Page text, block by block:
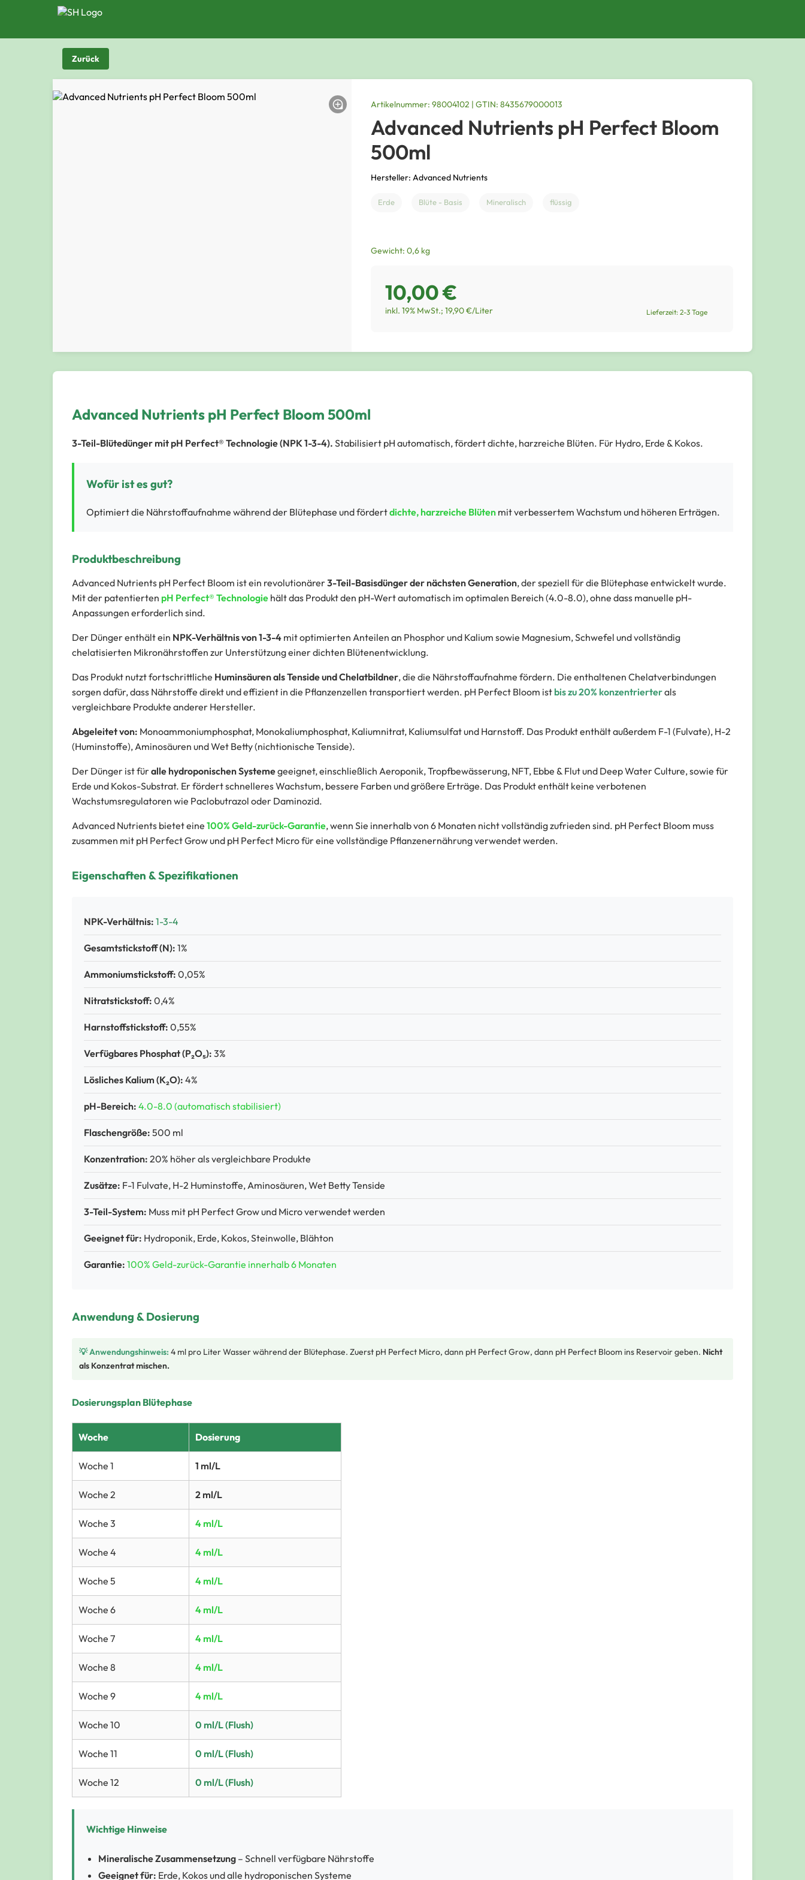
Zurück
Artikelnummer: 98004102 | GTIN: 8435679000013
Advanced Nutrients pH Perfect Bloom
500ml
Hersteller: Advanced Nutrients
Erde Blüte - Basis Mineralisch flüssig
Gewicht: 0,6 kg
10,00 €
inkl. 19% MwSt.; 19,90 €/Liter Lieferzeit: 2-3 Tage
Advanced Nutrients pH Perfect Bloom 500ml
3-Teil-Blütedünger mit pH Perfect® Technologie (NPK 1-3-4). Stabilisiert pH automatisch, fördert dichte, harzreiche Blüten. Für Hydro, Erde & Kokos.
Wofür ist es gut?
Optimiert die Nährstoffaufnahme während der Blütephase und fördertdichte, harzreiche Blüten mit verbessertem Wachstum und höheren Erträgen.
Produktbeschreibung
Advanced Nutrients pH Perfect Bloom ist ein revolutionärer3-Teil-Basisdünger der nächsten Generation, der speziell für die Blütephase entwickelt wurde.
Mit der patentierten pH Perfect® Technologie hält das Produkt den pH-Wert automatisch im optimalen Bereich (4.0-8.0), ohne dass manuelle pH-
Anpassungen erforderlich sind.
Der Dünger enthält ein NPK-Verhältnis von 1-3-4 mit optimierten Anteilen an Phosphor und Kalium sowie Magnesium, Schwefel und vollständig
chelatisierten Mikronährstoffen zur Unterstützung einer dichten Blütenentwicklung.
Das Produkt nutzt fortschrittliche Huminsäuren als Tenside und Chelatbildner, die die Nährstoffaufnahme fördern. Die enthaltenen Chelatverbindungen
sorgen dafür, dass Nährstoffe direkt und effizient in die Pflanzenzellen transportiert werden. pH Perfect Bloom ist bis zu 20% konzentrierterals
vergleichbare Produkte anderer Hersteller.
Abgeleitet von: Monoammoniumphosphat, Monokaliumphosphat, Kaliumnitrat, Kaliumsulfat und Harnstoff. Das Produkt enthält außerdem F-1 (Fulvate), H-2
(Huminstoffe), Aminosäuren und Wet Betty (nichtionische Tenside).
Der Dünger ist füralle hydroponischen Systemegeeignet, einschließlich Aeroponik, Tropfbewässerung, NFT, Ebbe & Flut und Deep Water Culture, sowie für
Erde und Kokos-Substrat. Er fördert schnelleres Wachstum, bessere Farben und größere Erträge. Das Produkt enthält keine verbotenen
Wachstumsregulatoren wie Paclobutrazol oder Daminozid.
Advanced Nutrients bietet eine 100% Geld-zurück-Garantie, wenn Sie innerhalb von 6 Monaten nicht vollständig zufrieden sind. pH Perfect Bloom muss
zusammen mit pH Perfect Grow und pH Perfect Micro für eine vollständige Pflanzenernährung verwendet werden.
Eigenschaften & Spezifikationen
NPK-Verhältnis: 1-3-4
Gesamtstickstoff (N): 1%
Ammoniumstickstoff: 0,05%
Nitratstickstoff: 0,4%
Harnstoffstickstoff: 0,55%
Verfügbares Phosphat (P₂O₅): 3%
Lösliches Kalium (K₂O): 4%
pH-Bereich: 4.0-8.0 (automatisch stabilisiert)
Flaschengröße: 500 ml
Konzentration: 20% höher als vergleichbare Produkte
Zusätze: F-1 Fulvate, H-2 Huminstoffe, Aminosäuren, Wet Betty Tenside
3-Teil-System: Muss mit pH Perfect Grow und Micro verwendet werden
Geeignet für: Hydroponik, Erde, Kokos, Steinwolle, Blähton
Garantie: 100% Geld-zurück-Garantie innerhalb 6 Monaten
Anwendung & Dosierung
💡 Anwendungshinweis: 4 ml pro Liter Wasser während der Blütephase. Zuerst pH Perfect Micro, dann pH Perfect Grow, dann pH Perfect Bloom ins Reservoir geben. Nicht
als Konzentrat mischen.
Dosierungsplan Blütephase
Woche Dosierung
Woche 1 1 ml/L
Woche 2 2 ml/L
Woche 3 4 ml/L
Woche 4 4 ml/L
Woche 5 4 ml/L
Woche 6 4 ml/L
Woche 7 4 ml/L
Woche 8 4 ml/L
Woche 9 4 ml/L
Woche 10 0 ml/L (Flush)
Woche 11 0 ml/L (Flush)
Woche 12 0 ml/L (Flush)
Wichtige Hinweise
Mineralische Zusammensetzung – Schnell verfügbare Nährstoffe
Geeignet für: Erde, Kokos und alle hydroponischen Systeme